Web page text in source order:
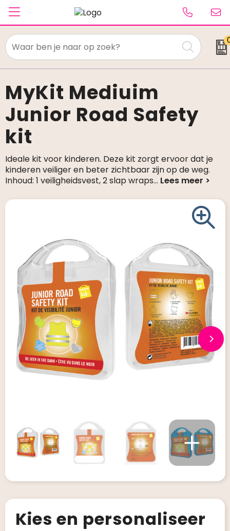
Textiel
Paraplu's
Caps & Beanies
Tassen
Drinkwaren
Schrijfwaren
Elektronica & gadgets
Giveaways
MyKit Mediuim
Junior Road Safety
kit
Ideale kit voor kinderen. Deze kit zorgt ervoor dat je
kinderen veiliger en beter zichtbaar zijn op de weg.
Inhoud: 1 veiligheidsvest, 2 slap wraps...
Kies en personaliseer